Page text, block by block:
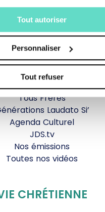
Tout autoriser
Personnaliser
Tout refuser
NOS PROGRAMMES
La messe
Le Jour du Seigneur
Documentaires
Parole Inattendue
Tous Frères
Laudato Si’
Agenda Culturel
JDS.tv
Nos émissions
Toutes nos vidéos
CHRÉTIENNE